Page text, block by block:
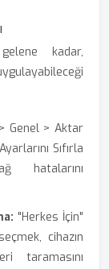
kadar,
Genel > Aktar
Sıfırla
hatalarını
"Herkes İçin"
cihazın
taramasını